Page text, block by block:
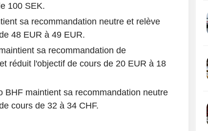
100 SEK.
sa recommandation neutre et relève
48 EUR à 49 EUR.
sa recommandation de
réduit l'objectif de cours de 20 EUR à 18
BHF maintient sa recommandation neutre
cours de 32 à 34 CHF.